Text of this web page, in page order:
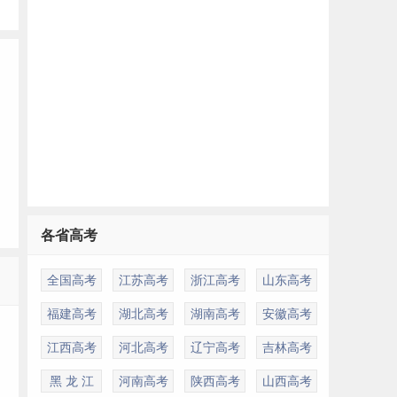
各省高考
全国高考 江苏高考 浙江高考 山东高考
福建高考 湖北高考 湖南高考 安徽高考
江西高考 河北高考 辽宁高考 吉林高考
黑 龙 江 河南高考 陕西高考 山西高考